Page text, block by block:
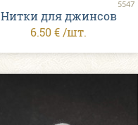
5547
Нитки для джинсов
6.50 € /шт.